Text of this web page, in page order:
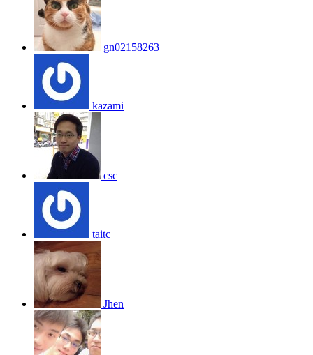
gn02158263
kazami
csc
taitc
Jhen